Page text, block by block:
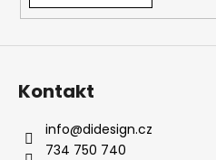
Kontakt
info@didesign.cz
734 750 740